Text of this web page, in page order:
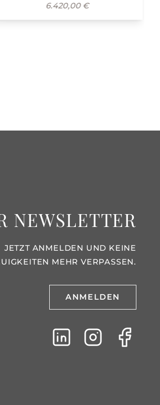
NEWSLETTER
JETZT ANMELDEN UND KEINE
MEHR VERPASSEN.
ANMELDEN